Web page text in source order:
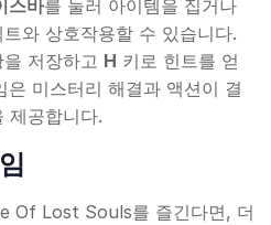
스바를 눌러 아이템을 집거나
와 상호작용할 수 있습니다.
저장하고 H 키로 힌트를 얻
은 미스터리 해결과 액션이 결
제공합니다.
Of Lost Souls를 즐긴다면, 더